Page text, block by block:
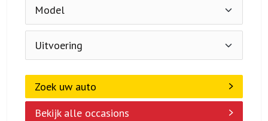
Zoek uw auto
Bekijk alle occasions